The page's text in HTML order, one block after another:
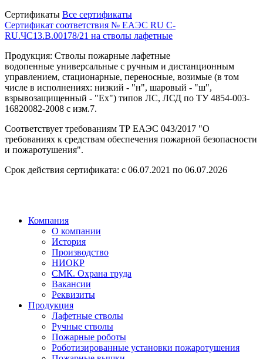
Сертификаты Все сертификаты
Сертификат соответствия № ЕАЭС RU C-
RU.ЧС13.В.00178/21 на стволы лафетные
Продукция: Стволы пожарные лафетные
водопенные универсальные с ручным и дистанционным
управлением, стационарные, переносные, возимые (в том
числе в исполнениях: низкий - "н", шаровый - "ш",
взрывозащищенный - "Ех") типов ЛС, ЛСД по ТУ 4854-003-
16820082-2008 с изм.7.
Соответствует требованиям ТР ЕАЭС 043/2017 "О
требованиях к средствам обеспечения пожарной безопасности
и пожаротушения".
Срок действия сертификата: с 06.07.2021 по 06.07.2026
Компания
О компании
История
Производство
НИОКР
СМК. Охрана труда
Вакансии
Реквизиты
Продукция
Лафетные стволы
Ручные стволы
Пожарные роботы
Роботизированные установки пожаротушения